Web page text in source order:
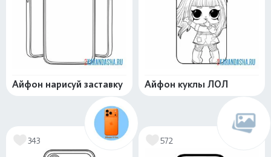
Айфон нарисуй заставку Айфон куклы ЛОЛ
343 572